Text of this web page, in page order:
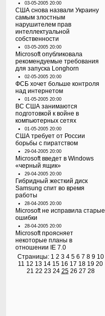
03-05-2005 20:00
США снова назвали Украину
самым злостным
нарушителем прав
интеллектуальной
собственности
03-05-2005 20:00
Microsoft опубликовала
рекомендуемые требования
для запуска Longhorn
02-05-2005 20:00
ФСБ хочет больше контроля
над интернетом
01-05-2005 20:00
ВС США занимаются
подготовкой к войне в
компьютерных сетях
01-05-2005 20:00
США требует от России
борьбы с пиратством
29-04-2005 20:00
Microsoft введет в Windows
«черный ящик»
29-04-2005 20:00
Гибридный жесткий диск
Samsung спит во время
работы
28-04-2005 20:00
Microsoft не исправила старые
ошибки
28-04-2005 20:00
Microsoft проясняет
некоторые планы в
отношении IE 7.0
Страницы: 1 2 3 4 5 6 7 8 9 10
11 12 13 14 15 16 17 18 19 20
21 22 23 24 25 26 27 28